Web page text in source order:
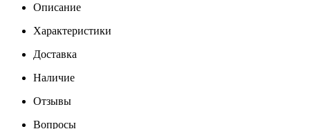
Описание
Характеристики
Доставка
Наличие
Отзывы
Вопросы